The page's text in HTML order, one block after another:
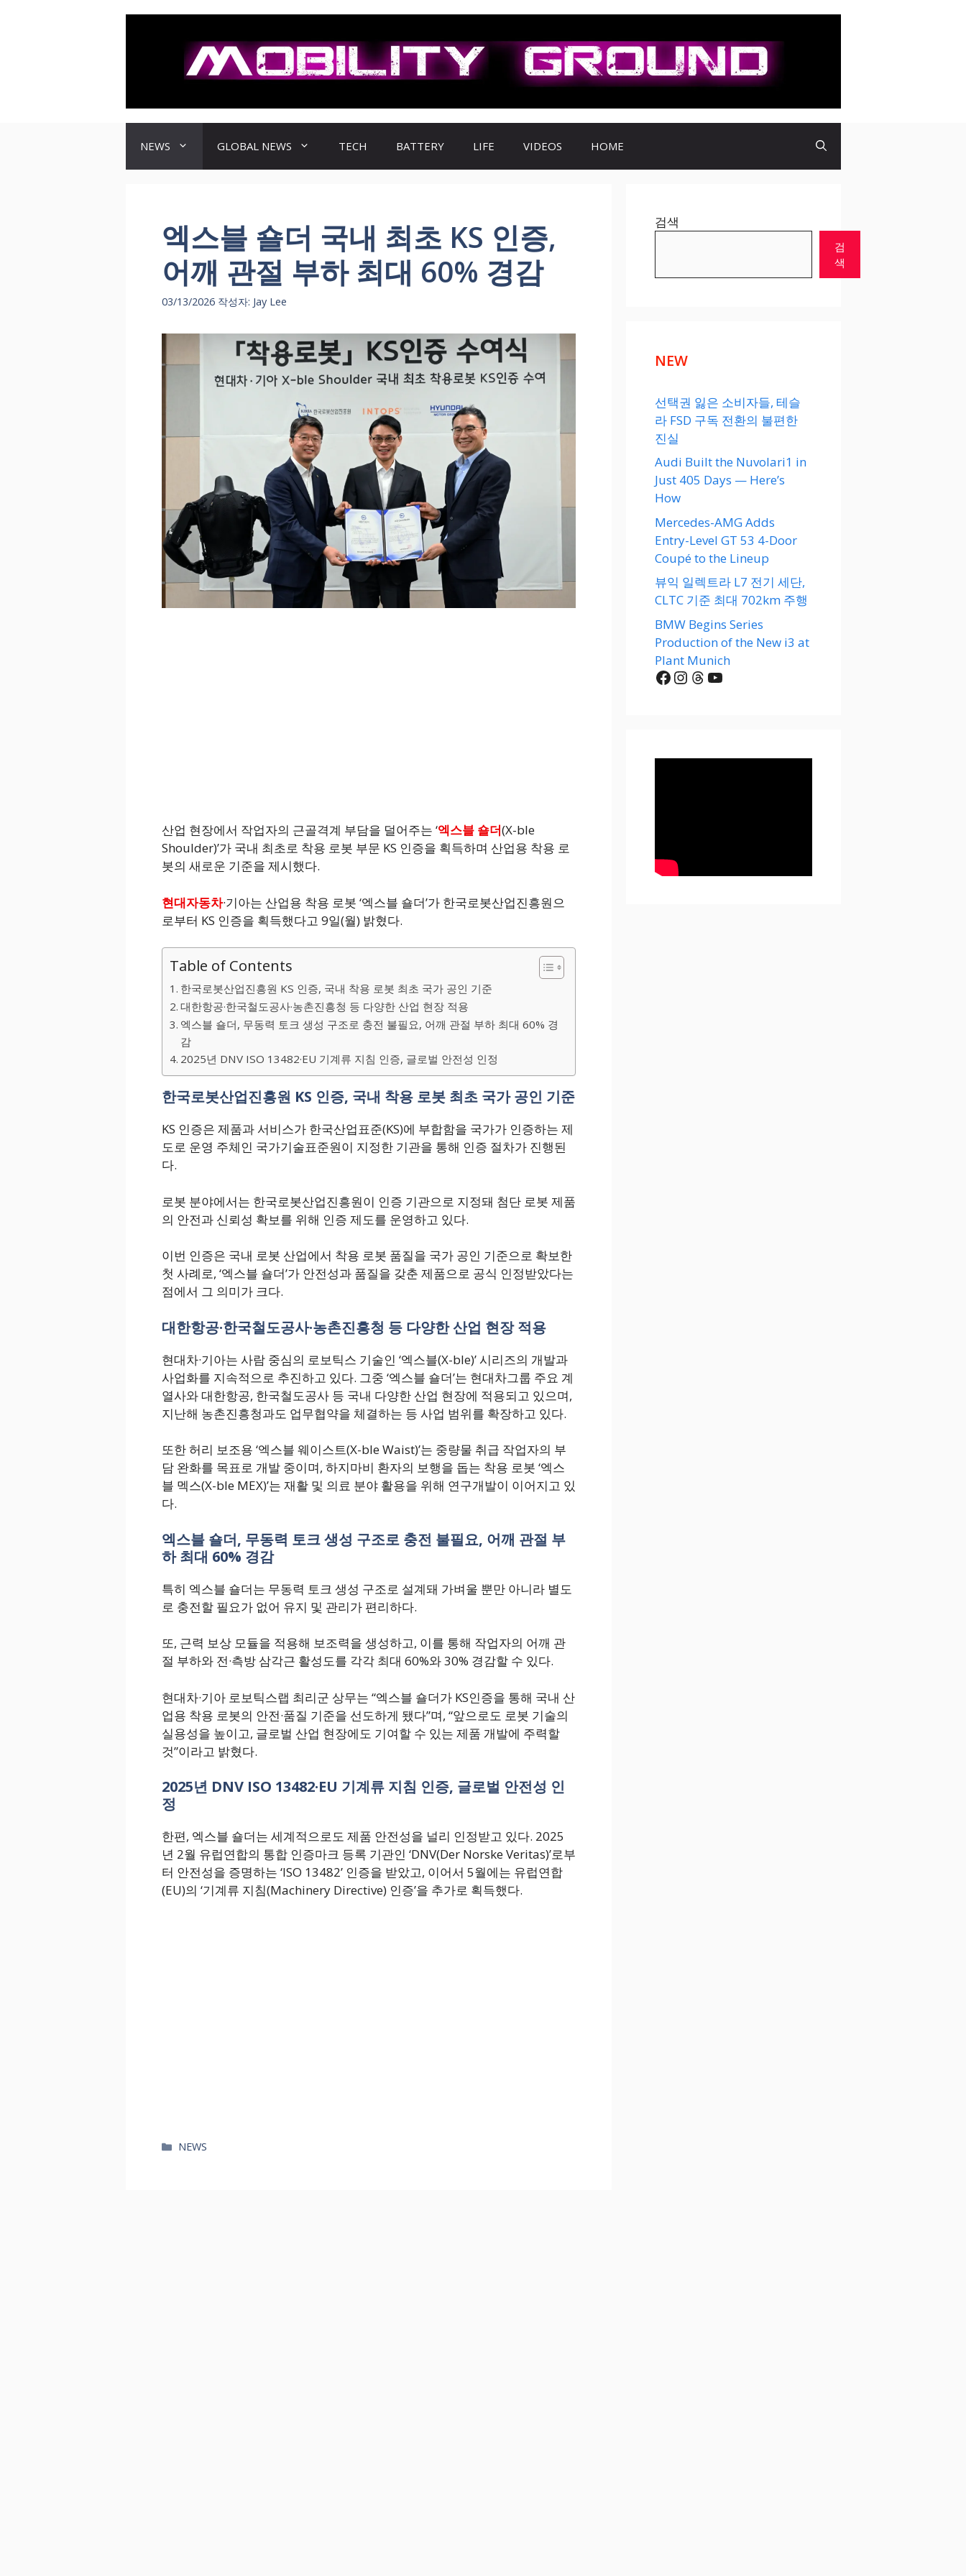
NEWS GLOBAL NEWS TECH BATTERY LIFE VIDEOS HOME
엑스블 숄더 국내 최초 KS 인증,
어깨 관절 부하 최대 60% 경감
03/13/2026 작성자: Jay Lee
산업 현장에서 작업자의 근골격계 부담을 덜어주는 ‘엑스블 숄더(X-ble
Shoulder)’가 국내 최초로 착용 로봇 부문 KS 인증을 획득하며 산업용 착용 로
봇의 새로운 기준을 제시했다.
현대자동차·기아는 산업용 착용 로봇 ‘엑스블 숄더’가 한국로봇산업진흥원으
로부터 KS 인증을 획득했다고 9일(월) 밝혔다.
Table of Contents
한국로봇산업진흥원 KS 인증, 국내 착용 로봇 최초 국가 공인 기준
대한항공·한국철도공사·농촌진흥청 등 다양한 산업 현장 적용
엑스블 숄더, 무동력 토크 생성 구조로 충전 불필요, 어깨 관절 부하 최대 60% 경
감
2025년 DNV ISO 13482·EU 기계류 지침 인증, 글로벌 안전성 인정
한국로봇산업진흥원 KS 인증, 국내 착용 로봇 최초 국가 공인 기준
KS 인증은 제품과 서비스가 한국산업표준(KS)에 부합함을 국가가 인증하는 제
도로 운영 주체인 국가기술표준원이 지정한 기관을 통해 인증 절차가 진행된
다.
로봇 분야에서는 한국로봇산업진흥원이 인증 기관으로 지정돼 첨단 로봇 제품
의 안전과 신뢰성 확보를 위해 인증 제도를 운영하고 있다.
이번 인증은 국내 로봇 산업에서 착용 로봇 품질을 국가 공인 기준으로 확보한
첫 사례로, ‘엑스블 숄더’가 안전성과 품질을 갖춘 제품으로 공식 인정받았다는
점에서 그 의미가 크다.
대한항공·한국철도공사·농촌진흥청 등 다양한 산업 현장 적용
현대차·기아는 사람 중심의 로보틱스 기술인 ‘엑스블(X-ble)’ 시리즈의 개발과
사업화를 지속적으로 추진하고 있다. 그중 ‘엑스블 숄더’는 현대차그룹 주요 계
열사와 대한항공, 한국철도공사 등 국내 다양한 산업 현장에 적용되고 있으며,
지난해 농촌진흥청과도 업무협약을 체결하는 등 사업 범위를 확장하고 있다.
또한 허리 보조용 ‘엑스블 웨이스트(X-ble Waist)’는 중량물 취급 작업자의 부
담 완화를 목표로 개발 중이며, 하지마비 환자의 보행을 돕는 착용 로봇 ‘엑스
블 멕스(X-ble MEX)’는 재활 및 의료 분야 활용을 위해 연구개발이 이어지고 있
다.
엑스블 숄더, 무동력 토크 생성 구조로 충전 불필요, 어깨 관절 부
하 최대 60% 경감
특히 엑스블 숄더는 무동력 토크 생성 구조로 설계돼 가벼울 뿐만 아니라 별도
로 충전할 필요가 없어 유지 및 관리가 편리하다.
또, 근력 보상 모듈을 적용해 보조력을 생성하고, 이를 통해 작업자의 어깨 관
절 부하와 전·측방 삼각근 활성도를 각각 최대 60%와 30% 경감할 수 있다.
현대차·기아 로보틱스랩 최리군 상무는 “엑스블 숄더가 KS인증을 통해 국내 산
업용 착용 로봇의 안전·품질 기준을 선도하게 됐다”며, “앞으로도 로봇 기술의
실용성을 높이고, 글로벌 산업 현장에도 기여할 수 있는 제품 개발에 주력할
것”이라고 밝혔다.
2025년 DNV ISO 13482·EU 기계류 지침 인증, 글로벌 안전성 인
정
한편, 엑스블 숄더는 세계적으로도 제품 안전성을 널리 인정받고 있다. 2025
년 2월 유럽연합의 통합 인증마크 등록 기관인 ‘DNV(Der Norske Veritas)’로부
터 안전성을 증명하는 ‘ISO 13482’ 인증을 받았고, 이어서 5월에는 유럽연합
(EU)의 ‘기계류 지침(Machinery Directive) 인증’을 추가로 획득했다.
카
NEWS
검색
검
색
NEW
선택권 잃은 소비자들, 테슬
라 FSD 구독 전환의 불편한
진실
Audi Built the Nuvolari1 in
Just 405 Days — Here’s
How
Mercedes-AMG Adds
Entry-Level GT 53 4-Door
Coupé to the Lineup
뷰익 일렉트라 L7 전기 세단,
CLTC 기준 최대 702km 주행
BMW Begins Series
Production of the New i3 at
Plant Munich
Facebook
Instagram
Threads
YouTube